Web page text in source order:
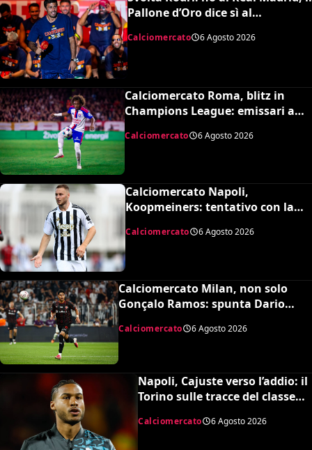
Pallone d’Oro dice sì al
Barcellona per 50 milioni
Calciomercato 6 Agosto 2026
Calciomercato Roma, blitz in
Champions League: emissari a
Calciomercato 6 Agosto 2026
Calciomercato Napoli,
Koopmeiners: tentativo con la
Calciomercato 6 Agosto 2026
Calciomercato Milan, non solo
Gonçalo Ramos: spunta Dario
Calciomercato 6 Agosto 2026
Napoli, Cajuste verso l’addio: il
Torino sulle tracce del classe
Calciomercato 6 Agosto 2026